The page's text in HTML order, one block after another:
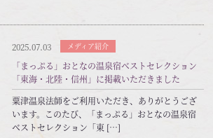
2025.07.03 メディア紹介
「まっぷる」おとなの温泉宿ベストセレクション
「東海・北陸・信州」に掲載いただきました
粟津温泉法師をご利用いただき、ありがとうござ
います。このたび、「まっぷる」おとなの温泉宿
ベストセレクション「東 […]